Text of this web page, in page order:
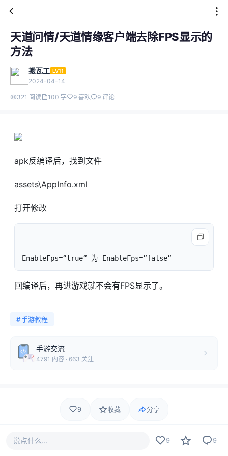
天道问情/天道情缘客户端去除FPS显示的
方法
搬瓦工 LV11
2024-04-14
321 阅读 100 字 9 喜欢 9 评论
apk反编译后，找到文件
assets\AppInfo.xml
打开修改
EnableFps=”true” 为 EnableFps=”false”
回编译后，再进游戏就不会有FPS显示了。
#手游教程
手游交流
4791 内容 · 663 关注
9 收藏 分享
说点什么... 9 9